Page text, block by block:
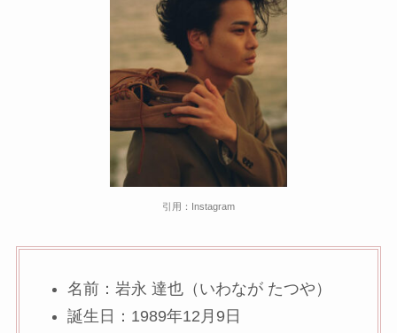
引用：Instagram
名前：岩永 達也（いわなが たつや）
誕生日：1989年12月9日